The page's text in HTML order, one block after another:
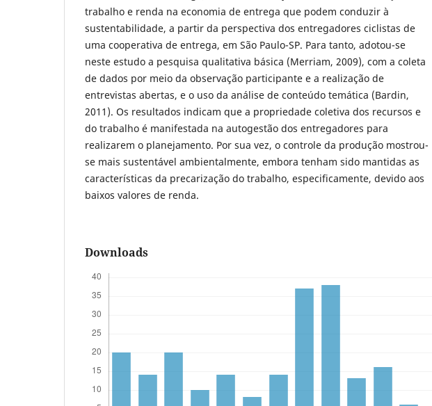
trabalho e renda na economia de entrega que podem conduzir à
sustentabilidade, a partir da perspectiva dos entregadores ciclistas de
uma cooperativa de entrega, em São Paulo-SP. Para tanto, adotou-se
neste estudo a pesquisa qualitativa básica (Merriam, 2009), com a coleta
de dados por meio da observação participante e a realização de
entrevistas abertas, e o uso da análise de conteúdo temática (Bardin,
2011). Os resultados indicam que a propriedade coletiva dos recursos e
do trabalho é manifestada na autogestão dos entregadores para
realizarem o planejamento. Por sua vez, o controle da produção mostrou-
se mais sustentável ambientalmente, embora tenham sido mantidas as
características da precarização do trabalho, especificamente, devido aos
baixos valores de renda.
Downloads